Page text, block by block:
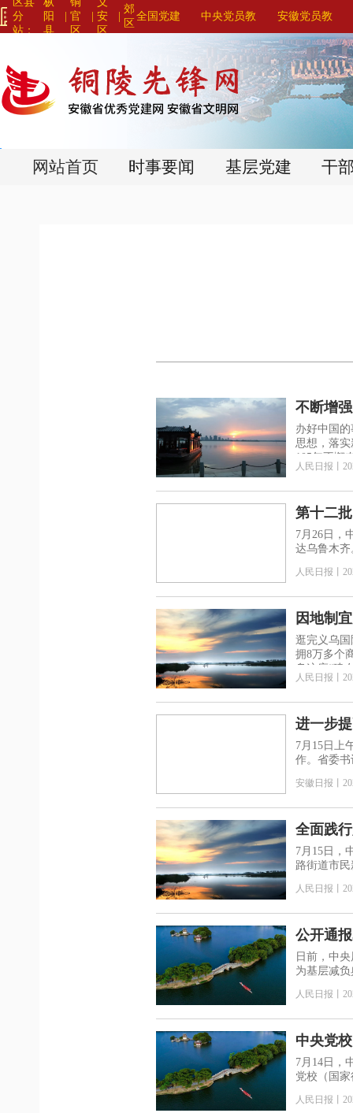
分
站：
阳
县
官
区
|安
区
|
郊
区
全国党建 中央党员教
育系列平台>
>
安徽党员教
育系列平台>
>
网站首页 时事要闻 基层党建 干
不断增
办好中国
思想，落
105年不懈
人民日报
第十二
7月26日，
达乌鲁木
人民日报
因地制
逛完义乌
拥8万多个
乌这座“建
人民日报
进一步
成效
7月15日上
作。省委
安徽日报
全面践
7月15日，
路街道市
人民日报
公开通
日前，中
为基层减
人民日报
中央党
7月14日，
党校（国
人民日报